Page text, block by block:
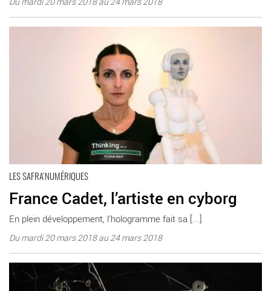
LES SAFRA’NUMÉRIQUES
France Cadet, l’artiste en cyborg
En plein développement, l’hologramme fait sa [...]
Du mardi 20 mars 2018 au 24 mars 2018